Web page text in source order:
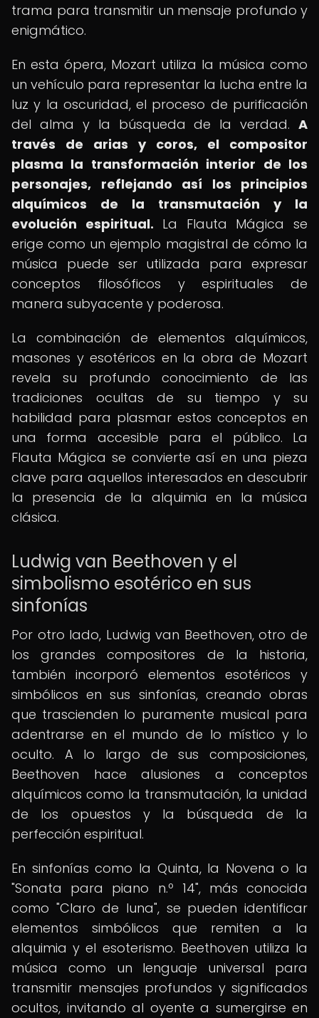
trama para transmitir un mensaje profundo y
enigmático.
En esta ópera, Mozart utiliza la música como
un vehículo para representar la lucha entre la
luz y la oscuridad, el proceso de purificación
del alma y la búsqueda de la verdad. A
través de arias y coros, el compositor
plasma la transformación interior de los
personajes, reflejando así los principios
alquímicos de la transmutación y la
evolución espiritual. La Flauta Mágica se
erige como un ejemplo magistral de cómo la
música puede ser utilizada para expresar
conceptos filosóficos y espirituales de
manera subyacente y poderosa.
La combinación de elementos alquímicos,
masones y esotéricos en la obra de Mozart
revela su profundo conocimiento de las
tradiciones ocultas de su tiempo y su
habilidad para plasmar estos conceptos en
una forma accesible para el público. La
Flauta Mágica se convierte así en una pieza
clave para aquellos interesados en descubrir
la presencia de la alquimia en la música
clásica.
Ludwig van Beethoven y el
simbolismo esotérico en sus
sinfonías
Por otro lado, Ludwig van Beethoven, otro de
los grandes compositores de la historia,
también incorporó elementos esotéricos y
simbólicos en sus sinfonías, creando obras
que trascienden lo puramente musical para
adentrarse en el mundo de lo místico y lo
oculto. A lo largo de sus composiciones,
Beethoven hace alusiones a conceptos
alquímicos como la transmutación, la unidad
de los opuestos y la búsqueda de la
perfección espiritual.
En sinfonías como la Quinta, la Novena o la
"Sonata para piano n.º 14", más conocida
como "Claro de luna", se pueden identificar
elementos simbólicos que remiten a la
alquimia y el esoterismo. Beethoven utiliza la
música como un lenguaje universal para
transmitir mensajes profundos y significados
ocultos, invitando al oyente a sumergirse en